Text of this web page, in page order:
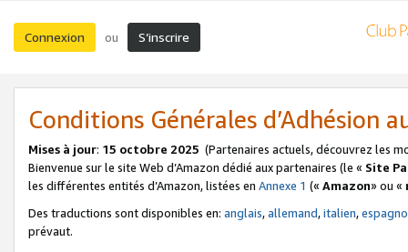
Connexion ou S’inscrire
Conditions Générales d’Adhésion
Mises à jour: 15 octobre 2025 (Partenaires actuels, découvrez les
Bienvenue sur le site Web d’Amazon dédié aux partenaires (le « Site
les différentes entités d’Amazon, listées en Annexe 1 (« Amazon» ou «
Des traductions sont disponibles en: anglais,allemand,italien,
prévaut.